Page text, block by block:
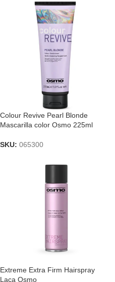
Colour Revive Pearl Blonde
Mascarilla color Osmo 225ml
SKU: 065300
Extreme Extra Firm Hairspray
Laca Osmo